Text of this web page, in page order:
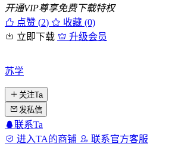
开通VIP尊享免费下载特权
点赞 (2)
收藏 (0)
立即下载
升级会员
苏学
关注Ta
发私信
联系Ta
进入TA的商铺
联系官方客服